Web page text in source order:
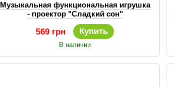
Музыкальная функциональная игрушка
- проектор "Сладкий сон"
569 грн Купить
В наличии